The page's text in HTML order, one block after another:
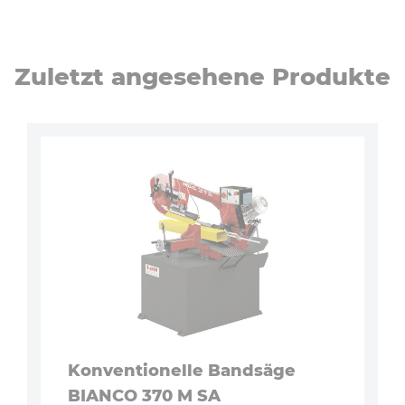
Zuletzt angesehene Produkte
Konventionelle Bandsäge
BIANCO 370 M SA